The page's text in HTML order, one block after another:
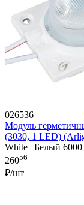
026536
Модуль
(3030, 1 LED)
White | Белый
26056
₽/шт